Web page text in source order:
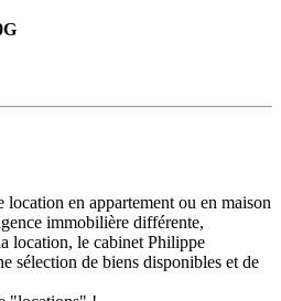
G
location en appartement ou en maison
immobilière différente,
location, le cabinet Philippe
sélection de biens disponibles et de